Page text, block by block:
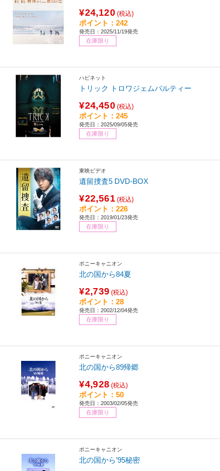
¥24,120 (税込)
ポイント：242
発売日：2025/11/19発売
在庫限り
ハピネット
トリック トロワジェムパルティー
¥24,450 (税込)
ポイント：245
発売日：2025/09/05発売
在庫限り
東映ビデオ
遺留捜査5 DVD-BOX
¥22,561 (税込)
ポイント：226
発売日：2019/01/23発売
在庫限り
ポニーキャニオン
北の国から84夏
¥2,739 (税込)
ポイント：28
発売日：2002/12/04発売
在庫限り
ポニーキャニオン
北の国から89帰郷
¥4,928 (税込)
ポイント：50
発売日：2003/02/05発売
在庫限り
ポニーキャニオン
北の国から’95秘密